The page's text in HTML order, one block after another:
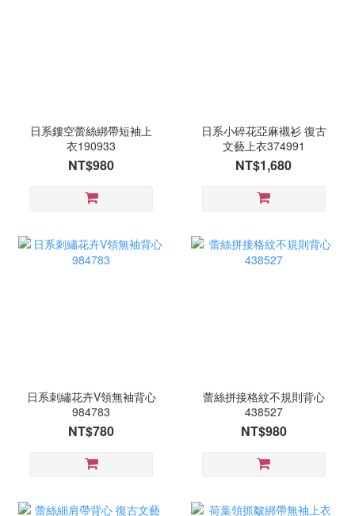
日系鏤空蕾絲綁帶短袖上
衣190933
NT$980
日系小碎花亞麻襯衫 復古
文藝上衣374991
NT$1,680
日系刺繡花卉V領無袖背心
984783
NT$780
蕾絲拼接格紋不規則背心
438527
NT$980